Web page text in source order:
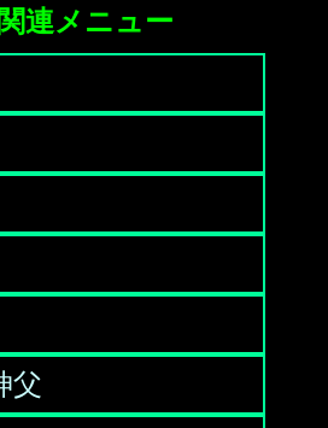
関連メニュー
父